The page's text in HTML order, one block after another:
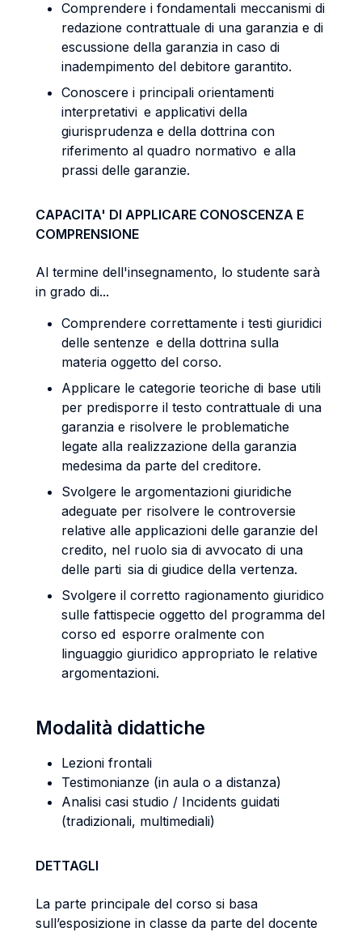
Comprendere i fondamentali meccanismi di
redazione contrattuale di una garanzia e di
escussione della garanzia in caso di
inadempimento del debitore garantito.
Conoscere i principali orientamenti
interpretativi e applicativi della
giurisprudenza e della dottrina con
riferimento al quadro normativo e alla
prassi delle garanzie.
CAPACITA' DI APPLICARE CONOSCENZA E
COMPRENSIONE
Al termine dell'insegnamento, lo studente sarà
in grado di...
Comprendere correttamente i testi giuridici
delle sentenze e della dottrina sulla
materia oggetto del corso.
Applicare le categorie teoriche di base utili
per predisporre il testo contrattuale di una
garanzia e risolvere le problematiche
legate alla realizzazione della garanzia
medesima da parte del creditore.
Svolgere le argomentazioni giuridiche
adeguate per risolvere le controversie
relative alle applicazioni delle garanzie del
credito, nel ruolo sia di avvocato di una
delle parti sia di giudice della vertenza.
Svolgere il corretto ragionamento giuridico
sulle fattispecie oggetto del programma del
corso ed esporre oralmente con
linguaggio giuridico appropriato le relative
argomentazioni.
Modalità didattiche
Lezioni frontali
Testimonianze (in aula o a distanza)
Analisi casi studio / Incidents guidati
(tradizionali, multimediali)
DETTAGLI
La parte principale del corso si basa
sull’esposizione in classe da parte del docente